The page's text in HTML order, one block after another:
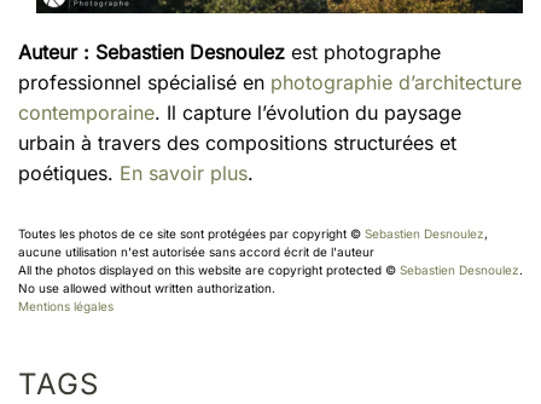
Auteur : Sebastien Desnoulez est photographe
professionnel spécialisé en photographie d’architecture
contemporaine. Il capture l’évolution du paysage
urbain à travers des compositions structurées et
poétiques. En savoir plus.
Toutes les photos de ce site sont protégées par copyright © Sebastien Desnoulez,
aucune utilisation n'est autorisée sans accord écrit de l'auteur
All the photos displayed on this website are copyright protected © Sebastien Desnoulez.
No use allowed without written authorization.
Mentions légales
TAGS